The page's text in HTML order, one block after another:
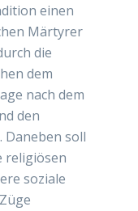
einen
Märtyrer
die
dem
nach dem
den
Daneben soll
religiösen
soziale